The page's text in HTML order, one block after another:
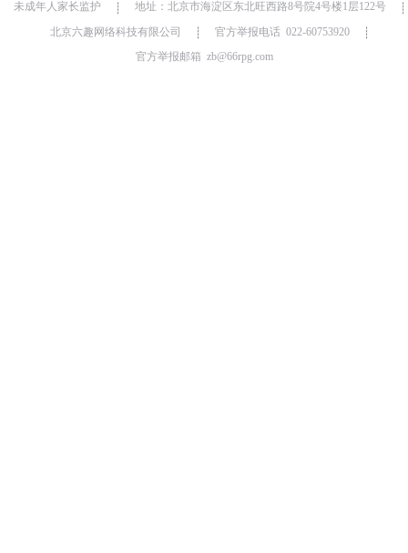
未成年人家长监护
┊ 地址：北京市海淀区东北旺西路8号院4号楼1层122号
┊
北京六趣网络科技有限公司
┊ 官方举报电话 022-60753920
┊
官方举报邮箱 zb@66rpg.com